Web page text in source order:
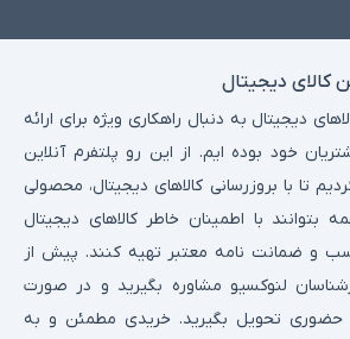
کالای دیجیتال
دیجیتال به دنبال راهکاری ویژه برای ارائه
خود بوده ایم. از این رو پلتفرم آنلاین
تا با بروزرسانی کالاهای دیجیتال، محصولی
با اطمینان خاطر کالاهای دیجیتال
و ضمانت نامه معتبر تهیه کنند. پیش از
لنوکسیو مشاوره بگیرید و در صورت
حضوری تحویل بگیرید. خریدی مطمئن و به